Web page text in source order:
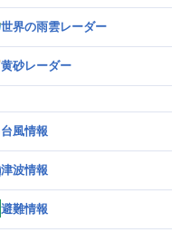
世界の雨雲レーダー
黄砂レーダー
台風情報
津波情報
避難情報